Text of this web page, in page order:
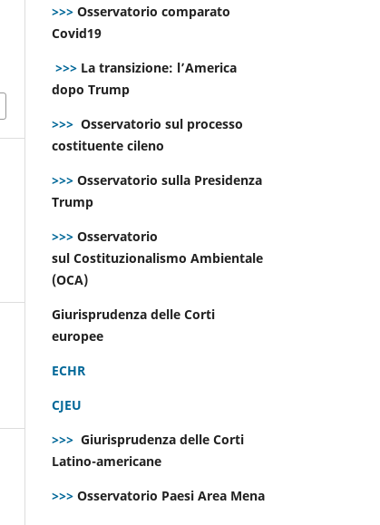
>>> Osservatorio comparato
Covid19
>>> La transizione: l’America
dopo Trump
>>> Osservatorio sul processo
costituente cileno
>>> Osservatorio sulla Presidenza
Trump
>>> Osservatorio
sul Costituzionalismo Ambientale
(OCA)
Giurisprudenza delle Corti
europee
ECHR
CJEU
>>> Giurisprudenza delle Corti
Latino-americane
>>> Osservatorio Paesi Area Mena